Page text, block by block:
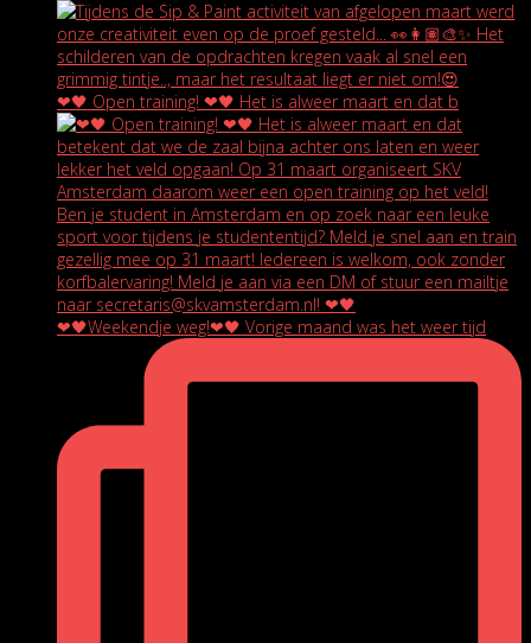
❤🖤 Open training! ❤🖤 Het is alweer maart en dat b
❤🖤Weekendje weg!❤🖤 Vorige maand was het weer tijd